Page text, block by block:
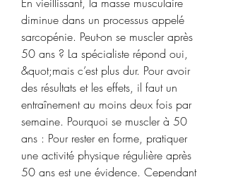
diminue dans un processus appelé
sarcopénie. Peut-on se muscler après
50 ans ? La spécialiste répond oui,
&quot;mais c’est plus dur. Pour avoir
des résultats et les effets, il faut un
entraînement au moins deux fois par
semaine. Pourquoi se muscler à 50
ans : Pour rester en forme, pratiquer
une activité physique régulière après
50 ans est une évidence. Cependant